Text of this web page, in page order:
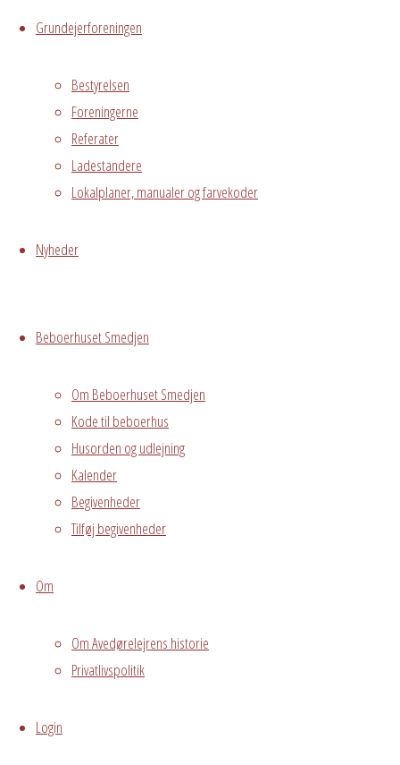
Grundejerforeningen
Bestyrelsen
Foreningerne
Referater
Ladestandere
Lokalplaner, manualer og farvekoder
Nyheder
Beboerhuset Smedjen
Om Beboerhuset Smedjen
Kode til beboerhus
Husorden og udlejning
Kalender
Begivenheder
Tilføj begivenheder
Om
Om Avedørelejrens historie
Privatlivspolitik
Login
Fredagsbar
Skriv
et
ikke blive